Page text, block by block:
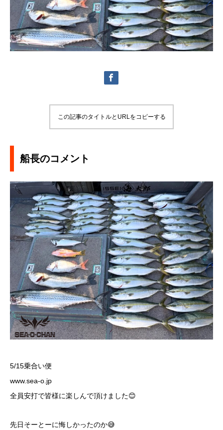
この記事のタイトルとURLをコピーする
船長のコメント
5/15乗合い便
www.sea-o.jp
全員安打で皆様に楽しんで頂けました😊
先日そーとーに悔しかったのか😅